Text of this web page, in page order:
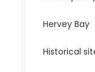
Hervey Bay
Historical